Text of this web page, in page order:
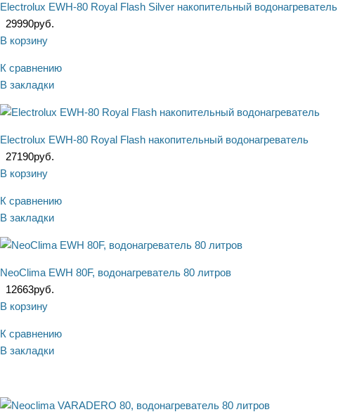
Electrolux EWH-80 Royal Flash Silver накопительный водонагреватель
29990руб.
В корзину
К сравнению
В закладки
Electrolux EWH-80 Royal Flash накопительный водонагреватель
27190руб.
В корзину
К сравнению
В закладки
NeoClima EWH 80F, водонагреватель 80 литров
12663руб.
В корзину
К сравнению
В закладки